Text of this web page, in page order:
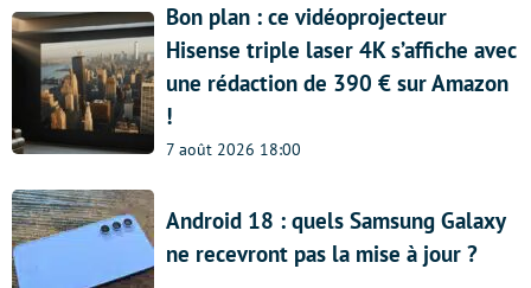
Bon plan : ce vidéoprojecteur
Hisense triple laser 4K s’affiche avec
une rédaction de 390 € sur Amazon
!
7 août 2026 18:00
Android 18 : quels Samsung Galaxy
ne recevront pas la mise à jour ?